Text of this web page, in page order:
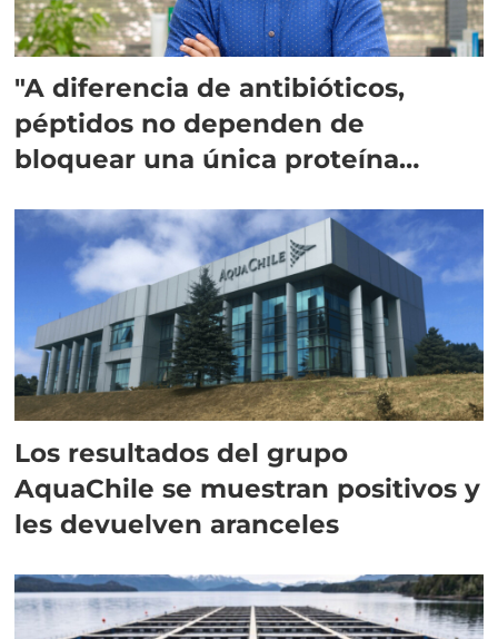
"A diferencia de antibióticos,
péptidos no dependen de
bloquear una única proteína
Los resultados del grupo
AquaChile se muestran positivos y
les devuelven aranceles